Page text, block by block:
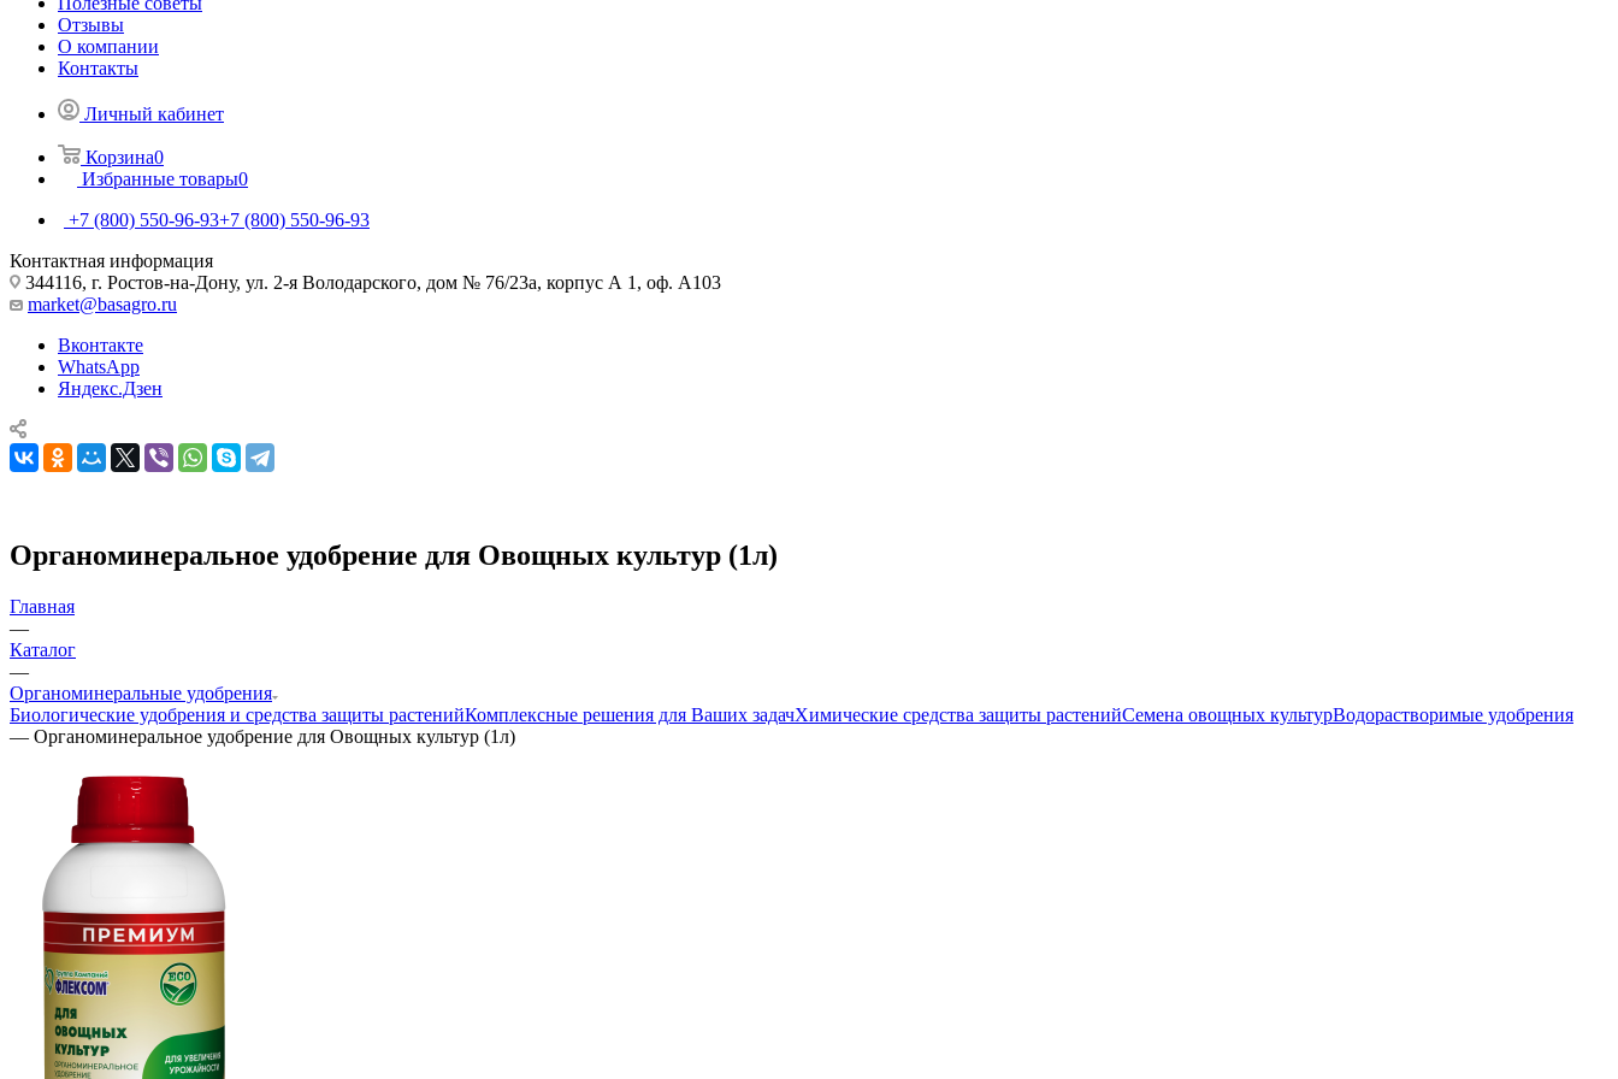
Отзывы
О компании
Контакты
Личный кабинет
Корзина0
Избранные товары0
+7 (800) 550-96-93+7 (800) 550-96-93
Контактная информация
344116, г. Ростов-на-Дону, ул. 2-я Володарского, дом № 76/23а, корпус А 1, оф. А103
market@basagro.ru
Вконтакте
WhatsApp
Яндекс.Дзен
Органоминеральное удобрение для Овощных культур (1л)
Главная
—
Каталог
—
Органоминеральные удобрения
Биологические удобрения и средства защиты растенийКомплексные решения для Ваших задачХимические средства защиты растенийСемена овощных культурВодорастворимые удобрения
— Органоминеральное удобрение для Овощных культур (1л)